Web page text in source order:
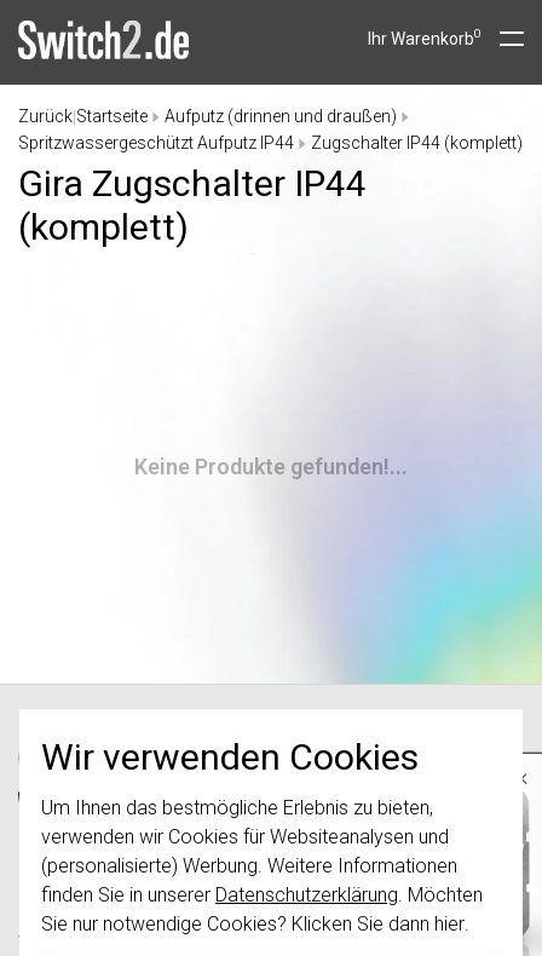
Wir verwenden Cookies
Um Ihnen das bestmögliche Erlebnis zu bieten,
verwenden wir Cookies für Websiteanalysen und
(personalisierte) Werbung. Weitere Informationen
finden Sie in unserer Datenschutzerklärung. Möchten
Sie nur notwendige Cookies? Klicken Sie dann hier.
Ihr Warenkorb0
Zurück Startseite
Aufputz (drinnen und draußen)
Spritzwassergeschützt Aufputz IP44
Zugschalter IP44 (komplett)
Gira Zugschalter IP44
(komplett)
Keine Produkte gefunden!...
Switch2.de, ehemals Girastore.de, ist Teil
der e-Stores International B.V. und kein
Webshop oder Teil der Gira Giersiepen
×
Wichtig: Gira Schalter und
Schalterwippen wurden erneuert. Sie sind
2024 kombinierbar.
Klicken Sie hier
für weitere Informationen,
damit Sie immer das Richtige bestellen.